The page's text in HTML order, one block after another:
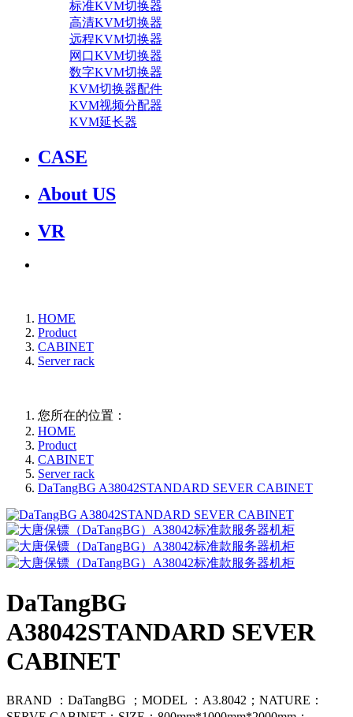
标准KVM切换器
高清KVM切换器
远程KVM切换器
网口KVM切换器
数字KVM切换器
KVM切换器配件
KVM视频分配器
KVM延长器
CASE
About US
VR
HOME
Product
CABINET
Server rack
您所在的位置：
HOME
Product
CABINET
Server rack
DaTangBG A38042STANDARD SEVER CABINET
DaTangBG
A38042STANDARD SEVER
CABINET
BRAND ：DaTangBG ；MODEL ：A3.8042；NATURE：